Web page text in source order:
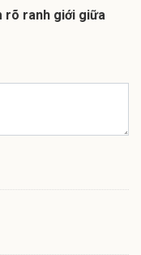
rõ ranh giới giữa